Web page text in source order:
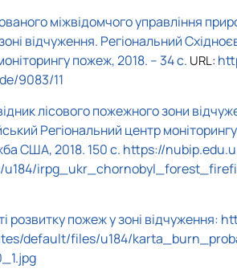
міжвідомчого управління
відчуження. Регіональний
пожеж, 2018. – 34 с. URL:
/9083/11
лісового пожежного зони
Регіональний центр моніторингу
США, 2018. 150 с. https://nubip.edu.u
irpg_ukr_chornobyl_forest_firefi
розвитку пожеж у зоні відчуження:
default/files/u184/